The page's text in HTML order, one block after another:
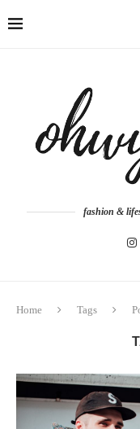
fashion &
Home Tags